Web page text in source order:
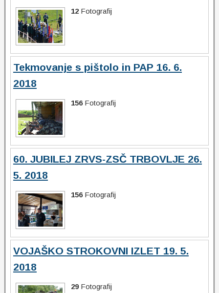
12 Fotografij
Tekmovanje s pištolo in PAP 16. 6.
2018
156Fotografij
60. JUBILEJ ZRVS-ZSČ TRBOVLJE 26.
5. 2018
156Fotografij
VOJAŠKO STROKOVNI IZLET 19. 5.
2018
29Fotografij